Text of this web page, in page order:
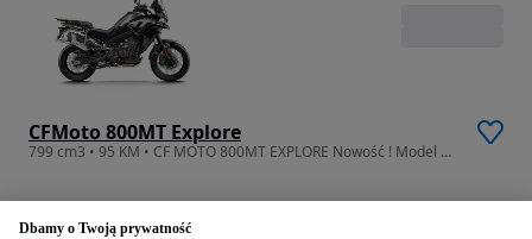
CFMoto 800MT Explore
799 cm3 • 95 KM • CF MOTO 800MT EXPLORE Nowość ! Model 2026 raty, leasing
Dbamy o Twoją prywatność